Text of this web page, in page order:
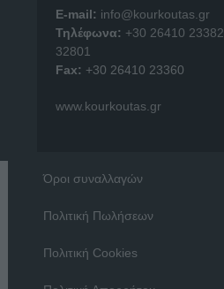
E-mail: info@kourkoutas.gr
Τηλέφωνα: +30 26410 23382
32801
Fax: +30 26410 23360
www.kourkoutas.gr
Όροι συναλλαγών
Πολιτική Πωλήσεων
Πολιτική Cookies